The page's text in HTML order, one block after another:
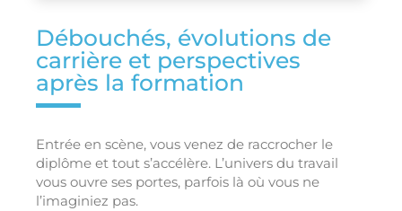
Débouchés, évolutions de
carrière et perspectives
après la formation
Entrée en scène, vous venez de raccrocher le
diplôme et tout s’accélère. L’univers du travail
vous ouvre ses portes, parfois là où vous ne
l’imaginiez pas.